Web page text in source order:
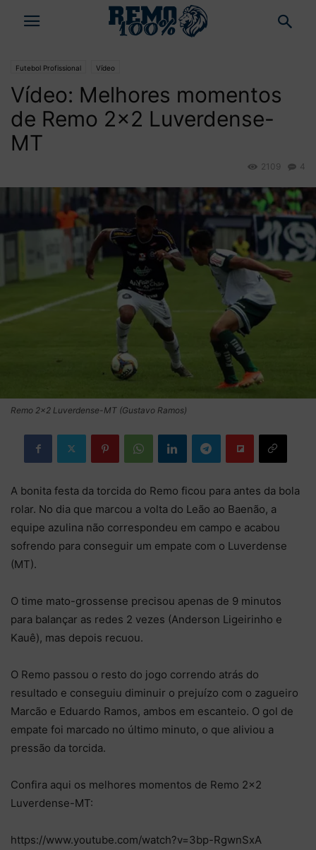
Futebol Profissional Vídeo
Vídeo: Melhores momentos
de Remo 2×2 Luverdense-
MT
4
2109
Remo 2x2 Luverdense-MT (Gustavo Ramos)
A bonita festa da torcida do Remo ficou para antes da bola
rolar. No dia que marcou a volta do Leão ao Baenão, a
equipe azulina não correspondeu em campo e acabou
sofrendo para conseguir um empate com o Luverdense
(MT).
O time mato-grossense precisou apenas de 9 minutos
para balançar as redes 2 vezes (Anderson Ligeirinho e
Kauê), mas depois recuou.
O Remo passou o resto do jogo correndo atrás do
resultado e conseguiu diminuir o prejuízo com o zagueiro
Marcão e Eduardo Ramos, ambos em escanteio. O gol de
empate foi marcado no último minuto, o que aliviou a
pressão da torcida.
Confira aqui os melhores momentos de Remo 2×2
Luverdense-MT:
https://www.youtube.com/watch?v=3bp-RgwnSxA